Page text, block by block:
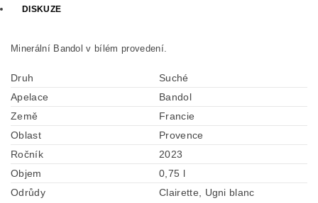
DISKUZE
Minerální Bandol v bílém provedení.
Druh
Suché
Apelace
Bandol
Země
Francie
Oblast
Provence
Ročník
2023
Objem
0,75 l
Odrůdy
Clairette, Ugni blanc